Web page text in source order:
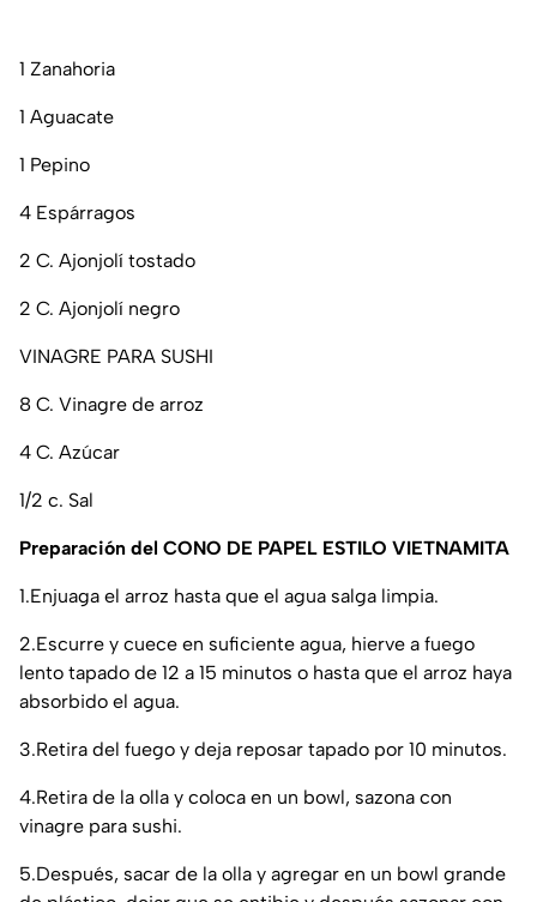
1 Zanahoria
1 Aguacate
1 Pepino
4 Espárragos
2 C. Ajonjolí tostado
2 C. Ajonjolí negro
VINAGRE PARA SUSHI
8 C. Vinagre de arroz
4 C. Azúcar
1/2 c. Sal
Preparación del CONO DE PAPEL ESTILO VIETNAMITA
​1.​Enjuaga el arroz hasta que el agua salga limpia.
​2.​Escurre y cuece en suficiente agua, hierve a fuego
lento tapado de 12 a 15 minutos o hasta que el arroz haya
absorbido el agua.
​3.​Retira del fuego y deja reposar tapado por 10 minutos.
​4.​Retira de la olla y coloca en un bowl, sazona con
vinagre para sushi.
​5.​Después, sacar de la olla y agregar en un bowl grande